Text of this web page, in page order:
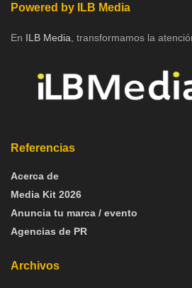
Powered by ILB Media
En ILB Media , transformamos la
Referencias
Acerca de
Media Kit 2026
Anuncia tu marca / evento
Agencias de PR
Archivos